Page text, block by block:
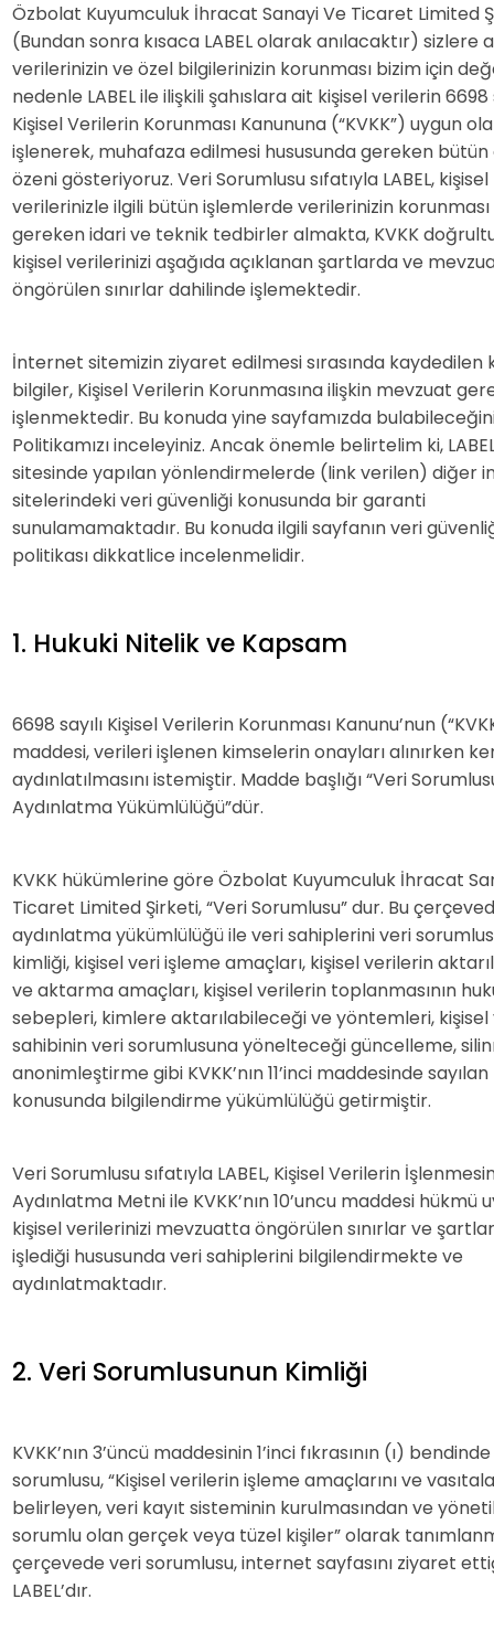
Özbolat Kuyumculuk İhracat Sanayi Ve Ticaret Limited
(Bundan sonra kısaca LABEL olarak anılacaktır) sizlere
verilerinizin ve özel bilgilerinizin korunması bizim için
nedenle LABEL ile ilişkili şahıslara ait kişisel verilerin 6698
Kişisel Verilerin Korunması Kanununa (“KVKK”) uygun
işlenerek, muhafaza edilmesi hususunda gereken
özeni gösteriyoruz. Veri Sorumlusu sıfatıyla LABEL, kişisel
verilerinizle ilgili bütün işlemlerde verilerinizin korunması
gereken idari ve teknik tedbirler almakta, KVKK
kişisel verilerinizi aşağıda açıklanan şartlarda ve
öngörülen sınırlar dahilinde işlemektedir.
İnternet sitemizin ziyaret edilmesi sırasında kaydedilen
bilgiler, Kişisel Verilerin Korunmasına ilişkin mevzuat
işlenmektedir. Bu konuda yine sayfamızda
Politikamızı inceleyiniz. Ancak önemle belirtelim ki,
sitesinde yapılan yönlendirmelerde (link verilen) diğer
sitelerindeki veri güvenliği konusunda bir garanti
sunulamamaktadır. Bu konuda ilgili sayfanın veri
politikası dikkatlice incelenmelidir.
1. Hukuki Nitelik ve Kapsam
6698 sayılı Kişisel Verilerin Korunması Kanunu’nun
maddesi, verileri işlenen kimselerin onayları alınırken
aydınlatılmasını istemiştir. Madde başlığı “Veri
Aydınlatma Yükümlülüğü”dür.
KVKK hükümlerine göre Özbolat Kuyumculuk İhracat
Ticaret Limited Şirketi, “Veri Sorumlusu” dur. Bu
aydınlatma yükümlülüğü ile veri sahiplerini veri
kimliği, kişisel veri işleme amaçları, kişisel verilerin
ve aktarma amaçları, kişisel verilerin toplanmasının
sebepleri, kimlere aktarılabileceği ve yöntemleri, kişisel
sahibinin veri sorumlusuna yönelteceği güncelleme,
anonimleştirme gibi KVKK’nın 11’inci maddesinde
konusunda bilgilendirme yükümlülüğü getirmiştir.
Veri Sorumlusu sıfatıyla LABEL, Kişisel Verilerin
Aydınlatma Metni ile KVKK’nın 10’uncu maddesi hükmü
kişisel verilerinizi mevzuatta öngörülen sınırlar ve
işlediği hususunda veri sahiplerini bilgilendirmekte ve
aydınlatmaktadır.
2. Veri Sorumlusunun Kimliği
KVKK’nın 3’üncü maddesinin 1’inci fıkrasının (ı)
sorumlusu, “Kişisel verilerin işleme amaçlarını ve
belirleyen, veri kayıt sisteminin kurulmasından ve
sorumlu olan gerçek veya tüzel kişiler” olarak
çerçevede veri sorumlusu, internet sayfasını ziyaret
LABEL’dır.